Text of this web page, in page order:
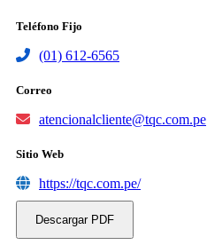
Teléfono Fijo
(01) 612-6565
Correo
atencionalcliente@tqc.com.pe
Sitio Web
https://tqc.com.pe/
Descargar PDF